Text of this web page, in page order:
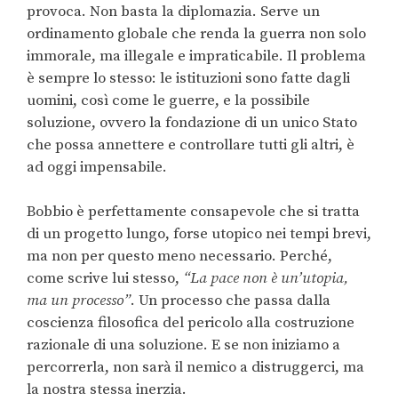
provoca. Non basta la diplomazia. Serve un
ordinamento globale che renda la guerra non solo
immorale, ma illegale e impraticabile. Il problema
è sempre lo stesso: le istituzioni sono fatte dagli
uomini, così come le guerre, e la possibile
soluzione, ovvero la fondazione di un unico Stato
che possa annettere e controllare tutti gli altri, è
ad oggi impensabile.
Bobbio è perfettamente consapevole che si tratta
di un progetto lungo, forse utopico nei tempi brevi,
ma non per questo meno necessario. Perché,
come scrive lui stesso, “La pace non è un’utopia,
ma un processo”. Un processo che passa dalla
coscienza filosofica del pericolo alla costruzione
razionale di una soluzione. E se non iniziamo a
percorrerla, non sarà il nemico a distruggerci, ma
la nostra stessa inerzia.